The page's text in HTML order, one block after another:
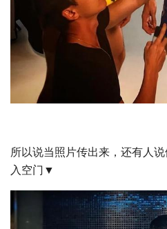
所以说当照片传出来，还有人
入空门▼